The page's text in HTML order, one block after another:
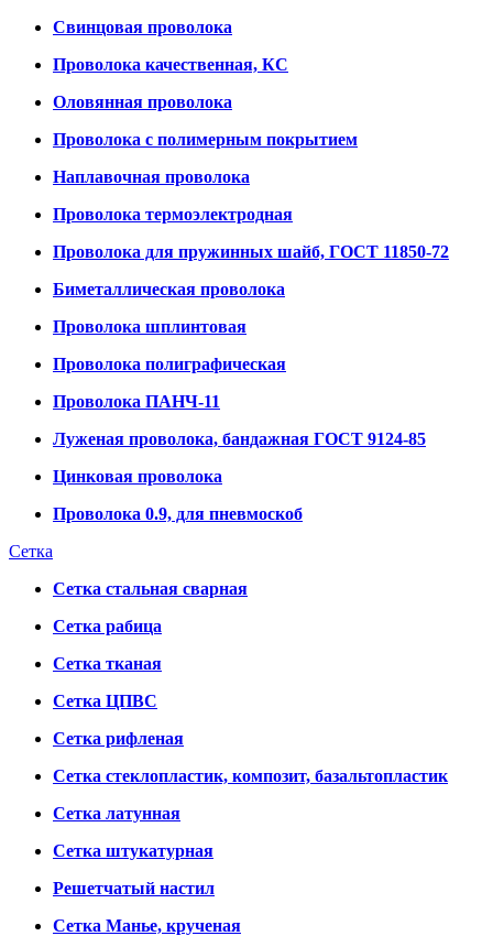
Свинцовая проволока
Проволока качественная, КС
Оловянная проволока
Проволока с полимерным покрытием
Наплавочная проволока
Проволока термоэлектродная
Проволока для пружинных шайб, ГОСТ 11850-72
Биметаллическая проволока
Проволока шплинтовая
Проволока полиграфическая
Проволока ПАНЧ-11
Луженая проволока, бандажная ГОСТ 9124-85
Цинковая проволока
Проволока 0.9, для пневмоскоб
Сетка
Сетка стальная сварная
Сетка рабица
Сетка тканая
Сетка ЦПВС
Сетка рифленая
Сетка стеклопластик, композит, базальтопластик
Сетка латунная
Сетка штукатурная
Решетчатый настил
Сетка Манье, крученая